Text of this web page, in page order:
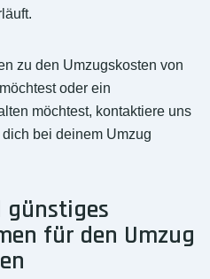
zu den Umzugskosten von
oder ein
möchtest, kontaktiere uns
bei deinem Umzug
günstiges
für den Umzug